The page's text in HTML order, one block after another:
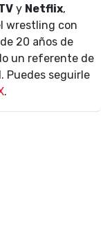
y Netflix,
wrestling con
20 años de
un referente de
Puedes seguirle
.